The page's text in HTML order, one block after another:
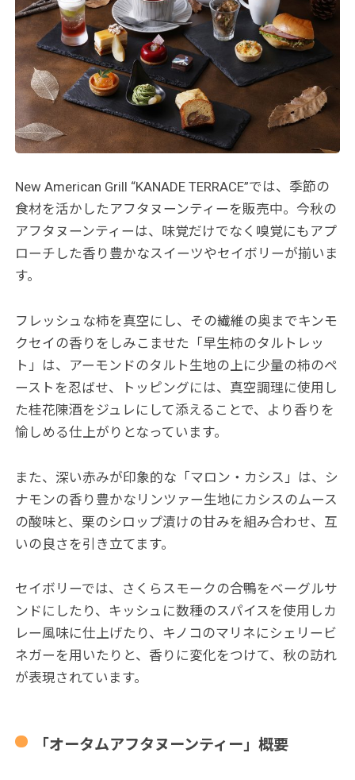
New American Grill “KANADE TERRACE”では、季節の
食材を活かしたアフタヌーンティーを販売中。今秋の
アフタヌーンティーは、味覚だけでなく嗅覚にもアプ
ローチした香り豊かなスイーツやセイボリーが揃いま
す。
フレッシュな柿を真空にし、その繊維の奥までキンモ
クセイの香りをしみこませた「早生柿のタルトレッ
ト」は、アーモンドのタルト生地の上に少量の柿のペ
ーストを忍ばせ、トッピングには、真空調理に使用し
た桂花陳酒をジュレにして添えることで、より香りを
愉しめる仕上がりとなっています。
また、深い赤みが印象的な「マロン・カシス」は、シ
ナモンの香り豊かなリンツァー生地にカシスのムース
の酸味と、栗のシロップ漬けの甘みを組み合わせ、互
いの良さを引き立てます。
セイボリーでは、さくらスモークの合鴨をベーグルサ
ンドにしたり、キッシュに数種のスパイスを使用しカ
レー風味に仕上げたり、キノコのマリネにシェリービ
ネガーを用いたりと、香りに変化をつけて、秋の訪れ
が表現されています。
「オータムアフタヌーンティー」概要